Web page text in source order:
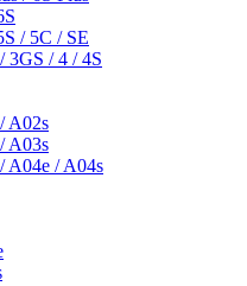
/ 5C / SE
3GS / 4 / 4S
A02s
A03s
A04e / A04s